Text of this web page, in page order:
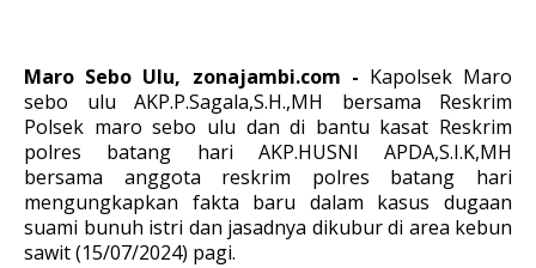
Maro Sebo Ulu, zonajambi.com - Kapolsek Maro
sebo ulu AKP.P.Sagala,S.H.,MH bersama Reskrim
Polsek maro sebo ulu dan di bantu kasat Reskrim
polres batang hari AKP.HUSNI APDA,S.I.K,MH
bersama anggota reskrim polres batang hari
mengungkapkan fakta baru dalam kasus dugaan
suami bunuh istri dan jasadnya dikubur di area kebun
sawit (15/07/2024) pagi.